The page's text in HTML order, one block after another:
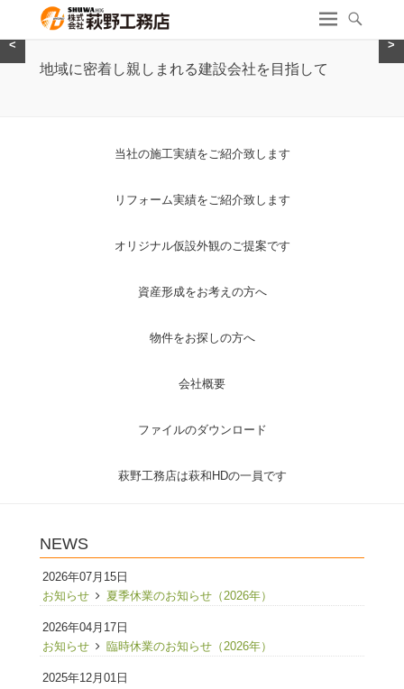
< >
地域に密着し親しまれる建設会社を目指して
当社の施工実績をご紹介致します
リフォーム実績をご紹介致します
オリジナル仮設外観のご提案です
資産形成をお考えの方へ
物件をお探しの方へ
会社概要
ファイルのダウンロード
萩野工務店は萩和HDの一員です
NEWS
2026年07月15日
お知らせ
夏季休業のお知らせ（2026年）
2026年04月17日
お知らせ
臨時休業のお知らせ（2026年）
2025年12月01日